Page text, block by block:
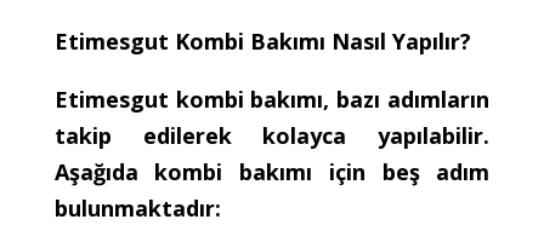
Etimesgut Kombi Bakımı Nasıl Yapılır?
Etimesgut kombi bakımı, bazı adımların
takip edilerek kolayca yapılabilir.
Aşağıda kombi bakımı için beş adım
bulunmaktadır: